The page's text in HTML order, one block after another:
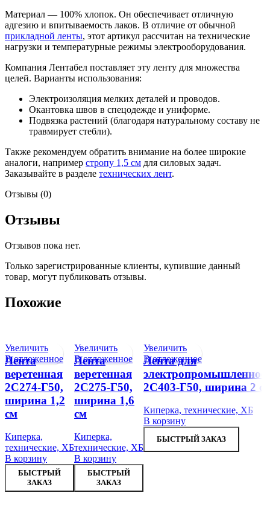
Материал — 100% хлопок. Он обеспечивает отличную
адгезию и впитываемость лаков. В отличие от обычной
прикладной ленты, этот артикул рассчитан на технические
нагрузки и температурные режимы электрооборудования.
Компания Лентабел поставляет эту ленту для множества
целей. Варианты использования:
Электроизоляция мелких деталей и проводов.
Окантовка швов в спецодежде и униформе.
Подвязка растений (благодаря натуральному составу не
травмирует стебли).
Также рекомендуем обратить внимание на более широкие
аналоги, например стропу 1,5 см для силовых задач.
Заказывайте в разделе технических лент.
Отзывы (0)
Отзывы
Отзывов пока нет.
Только зарегистрированные клиенты, купившие данный
товар, могут публиковать отзывы.
Похожие
Увеличить
В отложенное
Лента
веретенная
2С274-Г50,
ширина 1,2
см
Киперка,
технические, ХБ
В корзину
БЫСТРЫЙ
ЗАКАЗ
Увеличить
В отложенное
Лента
веретенная
2С275-Г50,
ширина 1,6
см
Киперка,
технические, ХБ
В корзину
БЫСТРЫЙ
ЗАКАЗ
Увеличить
В отложенное
Лента для
2С403-Г50, ширина 2
Киперка, технические, ХБ
В корзину
БЫСТРЫЙ ЗАКАЗ